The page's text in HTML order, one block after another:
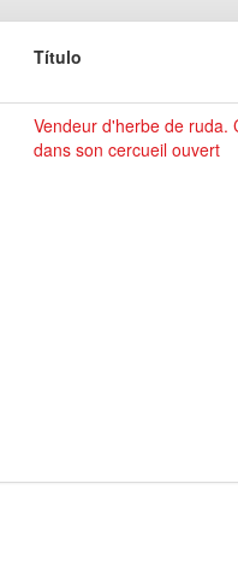
Título
Vendeur d'herbe de ruda.
dans son cercueil ouvert